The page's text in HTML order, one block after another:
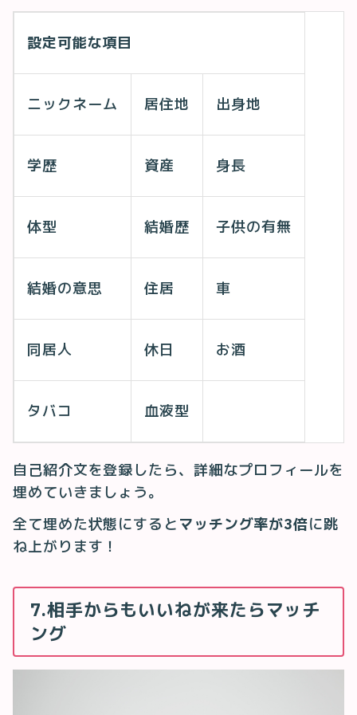
設定可能な項目
ニックネーム 居住地 出身地
学歴 資産 身長
体型 結婚歴 子供の有無
結婚の意思 住居 車
同居人 休日 お酒
タバコ 血液型
自己紹介文を登録したら、詳細なプロフィールを
埋めていきましょう。
全て埋めた状態にすると マッチング率が3倍に跳
ね上がります！
7.相手からもいいねが来たらマッチ
ング